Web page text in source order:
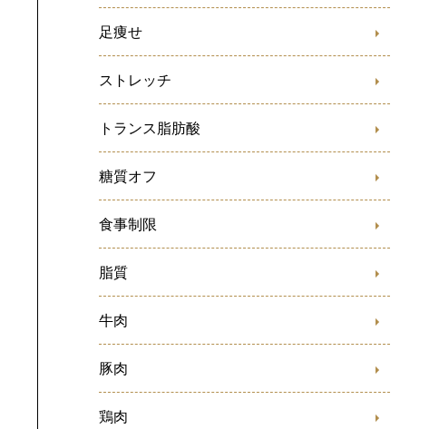
足痩せ
ストレッチ
トランス脂肪酸
糖質オフ
食事制限
脂質
牛肉
豚肉
鶏肉